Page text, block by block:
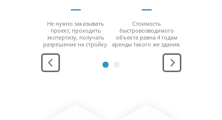
Не нужно заказывать
проект, проходить
экспертизу, получать
разрешение на стройку.
Стоимость
быстровозводимого
объекта равна 4 годам
аренды такого же здания.